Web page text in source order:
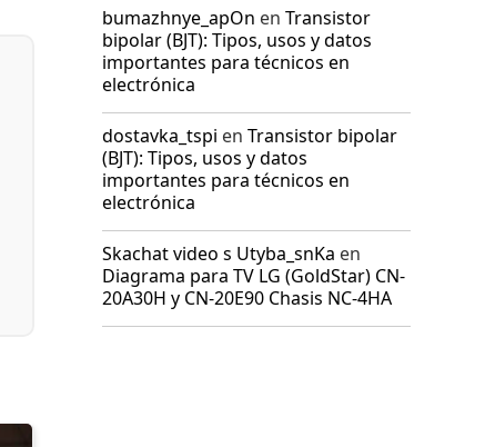
bumazhnye_apOn en Transistor
bipolar (BJT): Tipos, usos y datos
importantes para técnicos en
electrónica
dostavka_tspi en Transistor bipolar
(BJT): Tipos, usos y datos
importantes para técnicos en
electrónica
Skachat video s Utyba_snKa en
Diagrama para TV LG (GoldStar) CN-
20A30H y CN-20E90 Chasis NC-4HA